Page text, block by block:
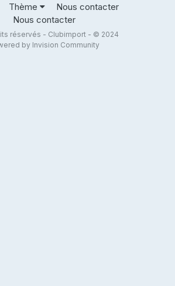
Thème
Nous contacter
Nous contacter
réservés - Clubimport - © 2024
by Invision Community